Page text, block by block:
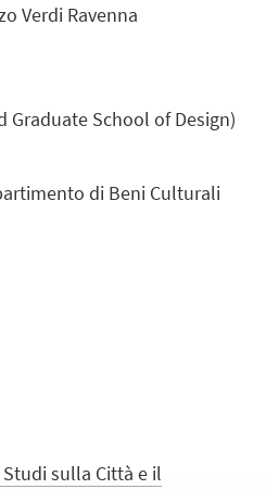
Verdi Ravenna
Graduate School of Design)
di Beni Culturali
sulla Città e il